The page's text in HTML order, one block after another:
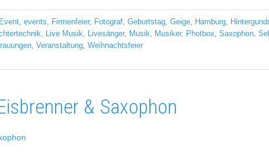
Event, events, Firmenfeier, Fotograf, Geburtstag, Geige, Hamburg,
, Live Musik, Livesänger, Musik, Musiker, Photbox, Saxophon,
, Veranstaltung, Weihnachtsfeier
& Saxophon